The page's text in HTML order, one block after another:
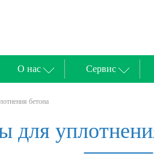
О нас Сервис
бетона
для